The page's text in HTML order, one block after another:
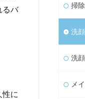
るバ
に
掃
洗
洗
メ